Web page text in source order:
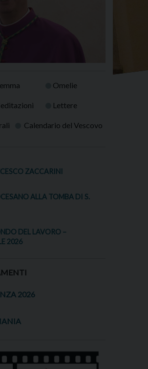
Omelie
Lettere
Calendario del Vescovo
ZACCARINI
ALLA TOMBA DI S.
DEL LAVORO –
2026
2026